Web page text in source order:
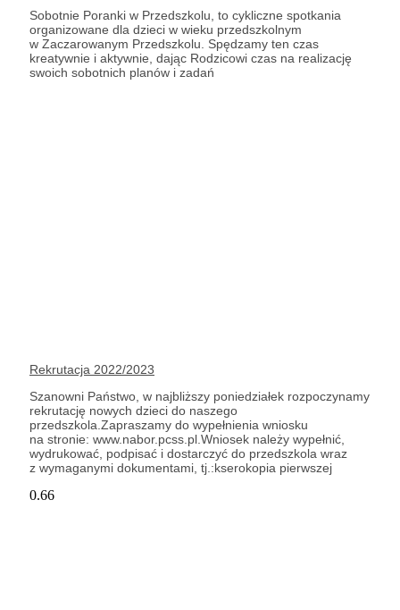
Sobotnie Poranki w Przedszkolu, to cykliczne spotkania
organizowane dla dzieci w wieku przedszkolnym
w Zaczarowanym Przedszkolu. Spędzamy ten czas
kreatywnie i aktywnie, dając Rodzicowi czas na realizację
swoich sobotnich planów i zadań
Rekrutacja 2022/2023
Szanowni Państwo, w najbliższy poniedziałek rozpoczynamy
rekrutację nowych dzieci do naszego
przedszkola.Zapraszamy do wypełnienia wniosku
na stronie: www.nabor.pcss.pl.Wniosek należy wypełnić,
wydrukować, podpisać i dostarczyć do przedszkola wraz
z wymaganymi dokumentami, tj.:kserokopia pierwszej